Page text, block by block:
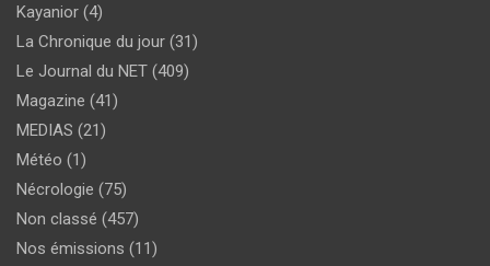
Kayanior (4)
La Chronique du jour (31)
Le Journal du NET (409)
Magazine (41)
MEDIAS (21)
Météo (1)
Nécrologie (75)
Non classé (457)
Nos émissions (11)